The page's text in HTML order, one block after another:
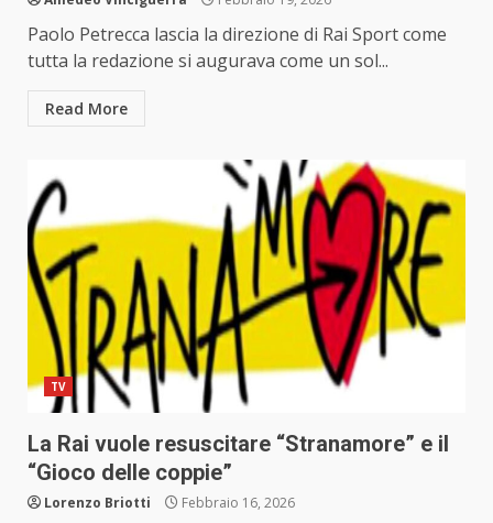
Paolo Petrecca lascia la direzione di Rai Sport come
tutta la redazione si augurava come un sol...
Read More
TV
La Rai vuole resuscitare “Stranamore” e il
“Gioco delle coppie”
Lorenzo Briotti Febbraio 16, 2026